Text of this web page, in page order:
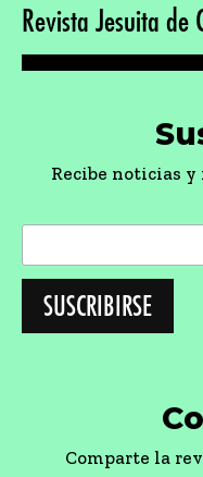
Revista Jesuita de
Recibe noticias y
Comparte la